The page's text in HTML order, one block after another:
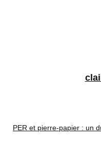
PER et pierre-papier : un